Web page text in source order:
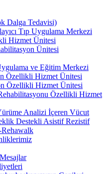
Dalga Tedavisi)
Tıp Uygulama Merkezi
Hizmet Ünitesi
Ünitesi
ve Eğitim Merkezi
Özellikli Hizmet Ünitesi
Özellikli Hizmet Ünitesi
Özellikli Hizmet
Analizi İçeren Vücut
Destekli Asistif Rezistif
Rehawalk